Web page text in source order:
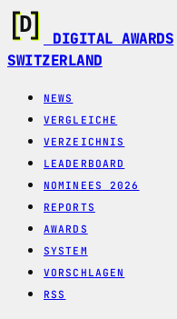
DIGITAL AWARDS
SWITZERLAND
NEWS
VERGLEICHE
VERZEICHNIS
LEADERBOARD
NOMINEES 2026
REPORTS
AWARDS
SYSTEM
VORSCHLAGEN
RSS